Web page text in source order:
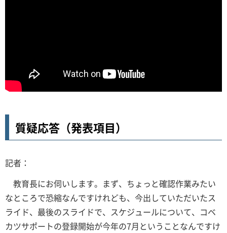
質疑応答（発表項目）
記者：
教育長にお伺いします。まず、ちょっと確認作業みたい
なところで恐縮なんですけれども、今出していただいたス
ライド、最後のスライドで、スケジュールについて、コベ
カツサポートの登録開始が今年の7月ということなんですけ